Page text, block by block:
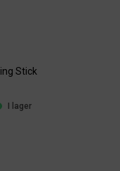
Stick
I lager